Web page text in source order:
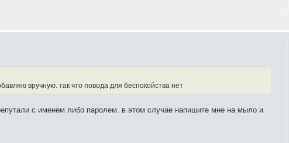
вручную. так что повода для беспокойства нет
с именем либо паролем. в этом случае напишите мне на мыло и